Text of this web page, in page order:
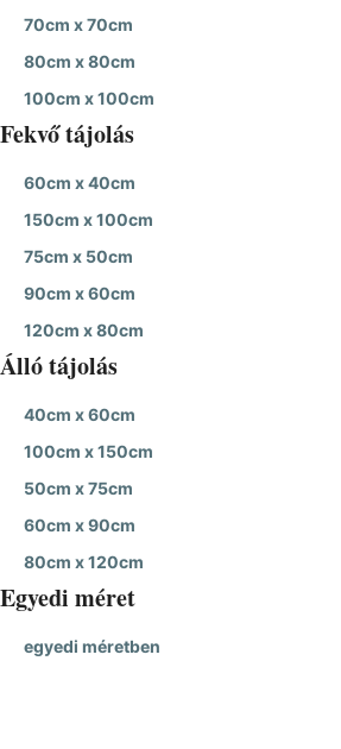
70cm x 70cm
80cm x 80cm
100cm x 100cm
Fekvő tájolás
60cm x 40cm
150cm x 100cm
75cm x 50cm
90cm x 60cm
120cm x 80cm
Álló tájolás
40cm x 60cm
100cm x 150cm
50cm x 75cm
60cm x 90cm
80cm x 120cm
Egyedi méret
egyedi méretben